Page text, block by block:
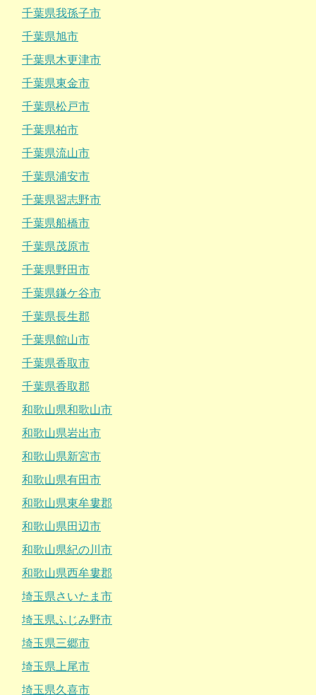
千葉県我孫子市
千葉県旭市
千葉県木更津市
千葉県東金市
千葉県松戸市
千葉県柏市
千葉県流山市
千葉県浦安市
千葉県習志野市
千葉県船橋市
千葉県茂原市
千葉県野田市
千葉県鎌ケ谷市
千葉県長生郡
千葉県館山市
千葉県香取市
千葉県香取郡
和歌山県和歌山市
和歌山県岩出市
和歌山県新宮市
和歌山県有田市
和歌山県東牟婁郡
和歌山県田辺市
和歌山県紀の川市
和歌山県西牟婁郡
埼玉県さいたま市
埼玉県ふじみ野市
埼玉県三郷市
埼玉県上尾市
埼玉県久喜市